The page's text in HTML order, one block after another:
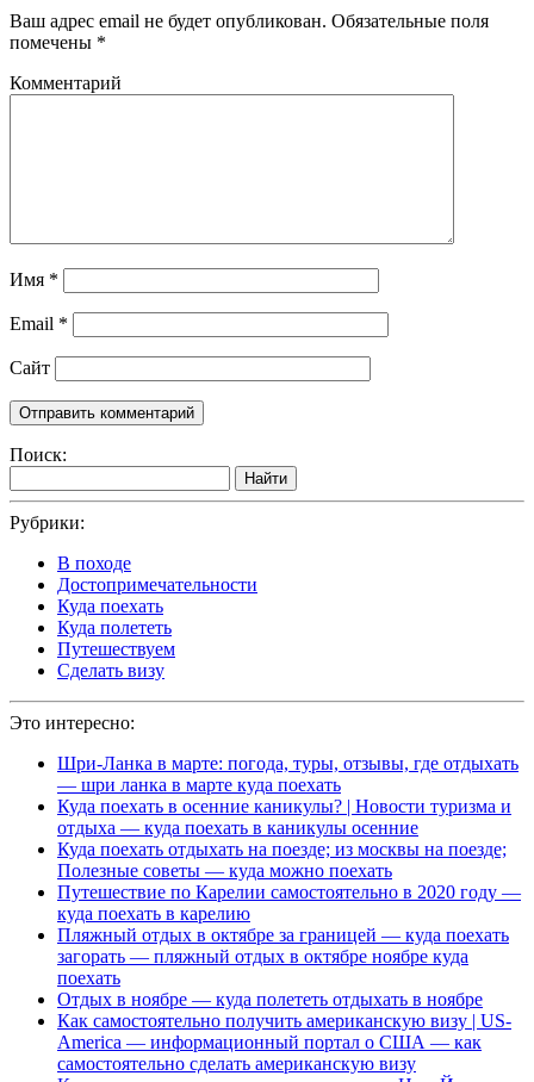
Ваш адрес email не будет опубликован. Обязательные поля
помечены *
Комментарий
Имя *
Email *
Сайт
Поиск:
Найти
Рубрики:
В походе
Достопримечательности
Куда поехать
Куда полететь
Путешествуем
Сделать визу
Это интересно:
Шри-Ланка в марте: погода, туры, отзывы, где отдыхать
— шри ланка в марте куда поехать
Куда поехать в осенние каникулы? | Новости туризма и
отдыха — куда поехать в каникулы осенние
Куда поехать отдыхать на поезде; из москвы на поезде;
Полезные советы — куда можно поехать
Путешествие по Карелии самостоятельно в 2020 году —
куда поехать в карелию
Пляжный отдых в октябре за границей — куда поехать
загорать — пляжный отдых в октябре ноябре куда
поехать
Отдых в ноябре — куда полететь отдыхать в ноябре
Как самостоятельно получить американскую визу | US-
America — информационный портал о США — как
самостоятельно сделать американскую визу